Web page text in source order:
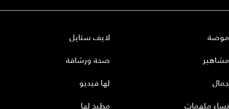
موضة
مشاهير
جمال
نساء ملهمات
لايف ستايل
صحة ورشاقة
لها فيديو
مطبخ لها